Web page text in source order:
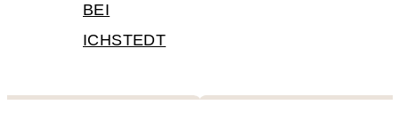
BEI
ICHSTEDT